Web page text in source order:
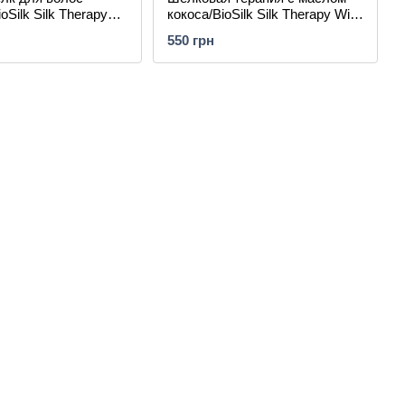
Silk Therapy
кокоса/BioSilk Silk Therapy With
Treatment For Hair&Skin
550 грн